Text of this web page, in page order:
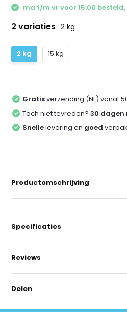
ma t/m vr voor 15:00
2 variaties 2 kg
2 kg 15 kg
Gratisverzending (NL) vanaf
Toch niet tevreden?30
Snellelevering en goed
Productomschrijving
Specificaties
Reviews
Delen